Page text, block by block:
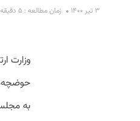
۳ تیر ۱۴۰۰ زمان مطالعه : ۵ دقیقه
وزارت
به